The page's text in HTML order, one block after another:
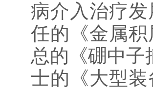
病介入治疗
任的《金属
总的《硼中子
士的《大型